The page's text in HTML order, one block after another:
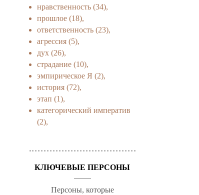
нравственность (34),
прошлое (18),
ответственность (23),
агрессия (5),
дух (26),
страдание (10),
эмпирическое Я (2),
история (72),
этап (1),
категорический императив
(2),
КЛЮЧЕВЫЕ ПЕРСОНЫ
Персоны, которые